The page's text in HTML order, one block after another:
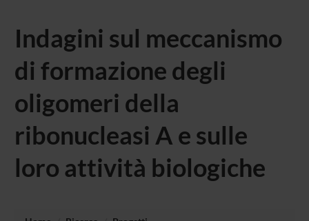
Indagini sul meccanismo
di formazione degli
oligomeri della
ribonucleasi A e sulle
loro attività biologiche